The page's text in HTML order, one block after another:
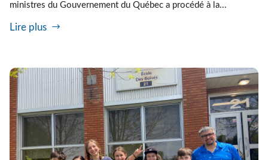
ministres du Gouvernement du Québec a procédé à la...
Lire plus